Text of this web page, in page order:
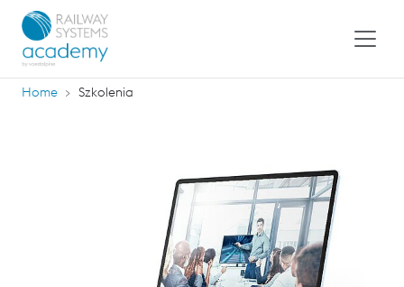
Home Szkolenia